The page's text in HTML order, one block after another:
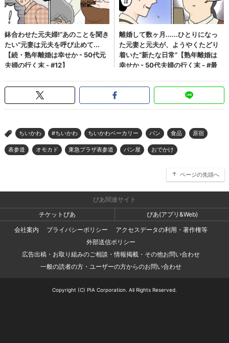
> ちいかわ #ちいかわ ちいかわベーカリー パン 食品 原宿
表参道 オモカド 東急プラザ表参道 パン屋 おでかけ
ページの先頭へ
ぴあ関連サイト
チケットぴあ
ぴあ(アプリ&Web)
会社案内
プライバシーポリシー
アクセスデータの利用・著作権等
外部送信ポリシー
広告出稿・お取り組みのご相談・情報掲載・その他お問い合わせ
一般の読者の方・ユーザーの方からのお問い合わせ
Copyright (C) PIA Corporation. All Rights Reserved.